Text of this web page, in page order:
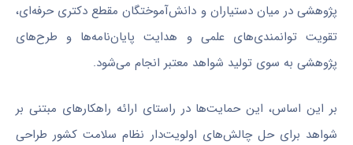
پژوهشی در میان دستیاران و دانش‌آموختگان مقطع دکتری حرفه‌ای،
تقویت توانمندی‌های علمی و هدایت پایان‌نامه‌ها و طرح‌های
پژوهشی به سوی تولید شواهد معتبر انجام می‌شود.
بر این اساس، این حمایت‌ها در راستای ارائه راهکارهای مبتنی بر
شواهد برای حل چالش‌های اولویت‌دار نظام سلامت کشور طراحی